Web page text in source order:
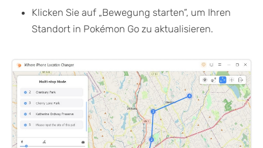
Klicken Sie auf „Bewegung starten“, um Ihren
Standort in Pokémon Go zu aktualisieren.